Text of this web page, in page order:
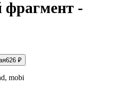
фрагмент -
626 ₽
mobi